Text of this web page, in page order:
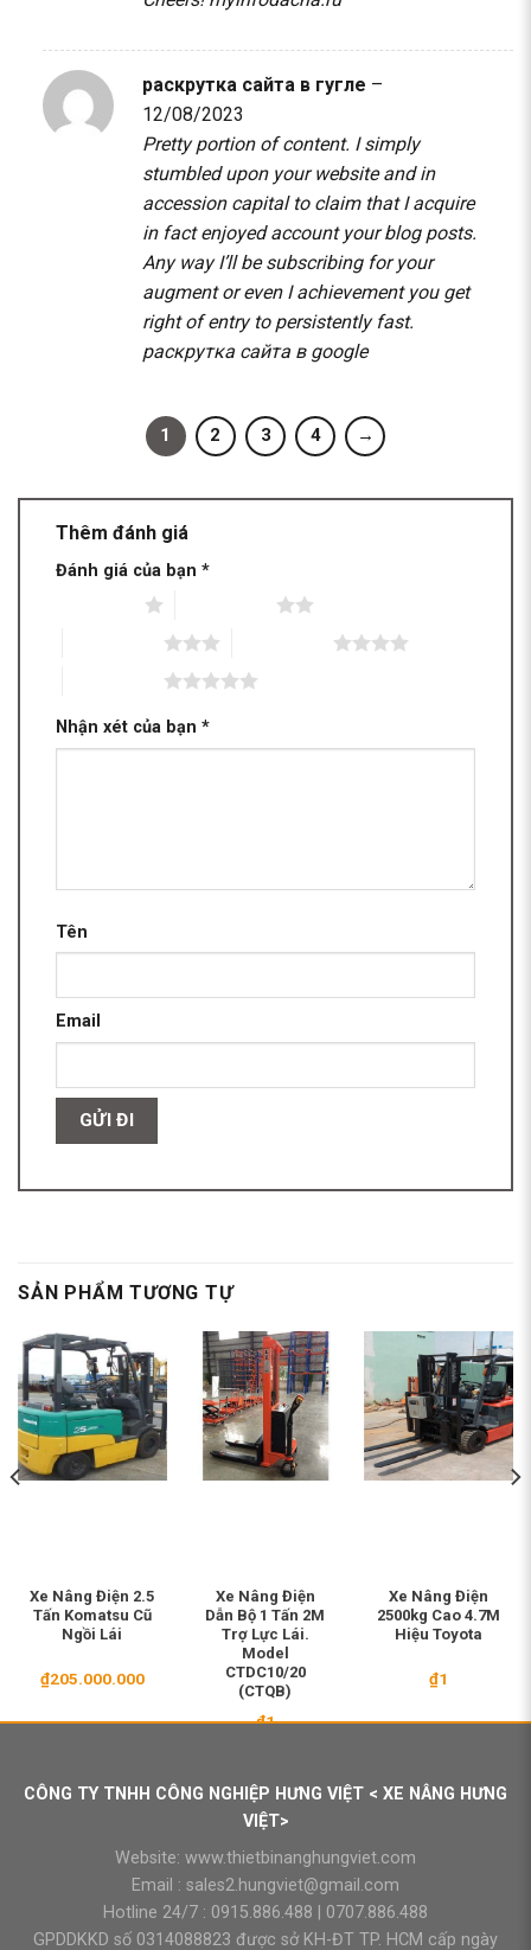
раскрутка сайта в гугле –
12/08/2023
Pretty portion of content. I simply
stumbled upon your website and in
accession capital to claim that I acquire
in fact enjoyed account your blog posts.
Any way I’ll be subscribing for your
augment or even I achievement you get
right of entry to persistently fast.
раскрутка сайта в google
1 2 3 4 →
Thêm đánh giá
Đánh giá của bạn *
Nhận xét của bạn *
Tên
Email
SẢN PHẨM TƯƠNG TỰ
Xe Nâng Điện 2.5
Tấn Komatsu Cũ
Ngồi Lái
₫205.000.000
Xe Nâng Điện
Dẫn Bộ 1 Tấn 2M
Trợ Lực Lái.
Model
CTDC10/20
(CTQB)
₫1
Xe Nâng Điện
2500kg Cao 4.7M
Hiệu Toyota
₫1
CÔNG TY TNHH CÔNG NGHIỆP HƯNG VIỆT < XE NÂNG HƯNG
VIỆT>
Website: www.thietbinanghungviet.com
Email : sales2.hungviet@gmail.com
Hotline 24/7 : 0915.886.488
0707.886.488
GPDDKKD số 0314088823 được sở KH-ĐT TP. HCM cấp ngày